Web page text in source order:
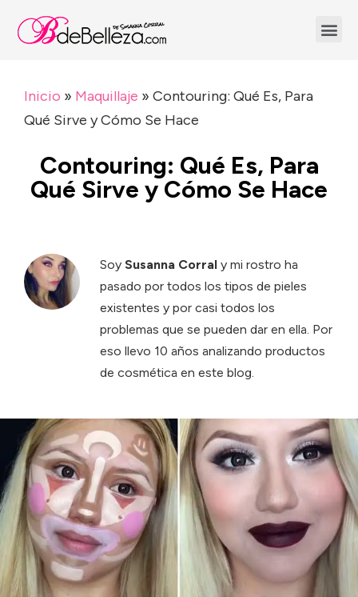
Inicio » Maquillaje » Contouring: Qué Es, Para
Qué Sirve y Cómo Se Hace
Contouring: Qué Es, Para
Qué Sirve y Cómo Se Hace
Soy Susanna Corral y mi rostro ha
pasado por todos los tipos de pieles
existentes y por casi todos los
problemas que se pueden dar en ella. Por
eso llevo 10 años analizando productos
de cosmética en este blog.